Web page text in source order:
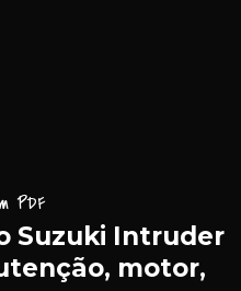
PDF
Suzuki Intruder
motor,